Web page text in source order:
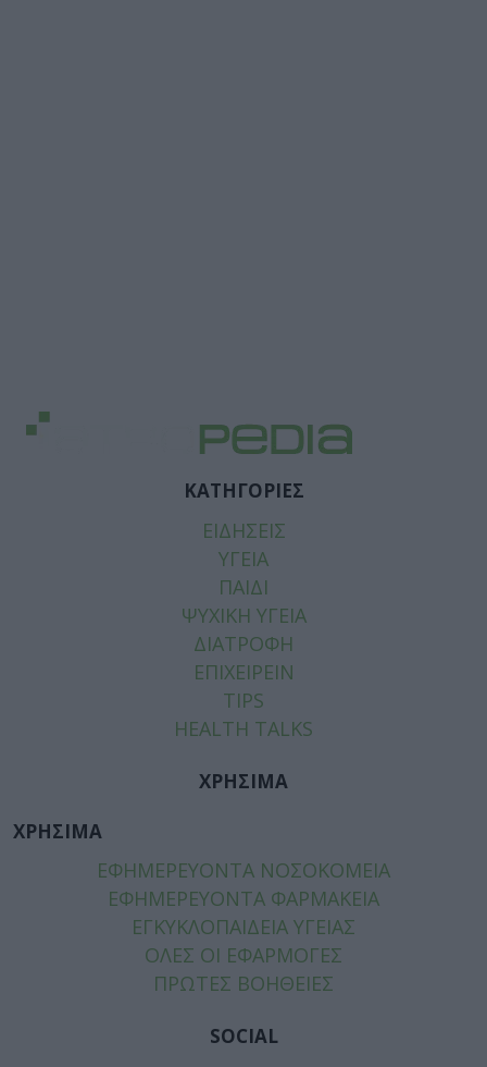
ΚΑΤΗΓΟΡΙΕΣ
ΕΙΔΗΣΕΙΣ
ΥΓΕΙΑ
ΠΑΙΔΙ
ΨΥΧΙΚΗ ΥΓΕΙΑ
ΔΙΑΤΡΟΦΗ
ΕΠΙΧΕΙΡΕΙΝ
TIPS
HEALTH TALKS
ΧΡΗΣΙΜΑ
ΧΡΗΣΙΜΑ
ΕΦΗΜΕΡΕΥΟΝΤΑ ΝΟΣΟΚΟΜΕΙΑ
ΕΦΗΜΕΡΕΥΟΝΤΑ ΦΑΡΜΑΚΕΙΑ
ΕΓΚΥΚΛΟΠΑΙΔΕΙΑ ΥΓΕΙΑΣ
ΟΛΕΣ ΟΙ ΕΦΑΡΜΟΓΕΣ
ΠΡΩΤΕΣ ΒΟΗΘΕΙΕΣ
SOCIAL